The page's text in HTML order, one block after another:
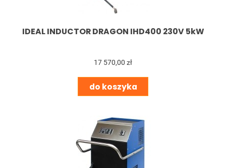
IDEAL INDUCTOR DRAGON IHD400 230V 5kW
17 570,00 zł
do koszyka